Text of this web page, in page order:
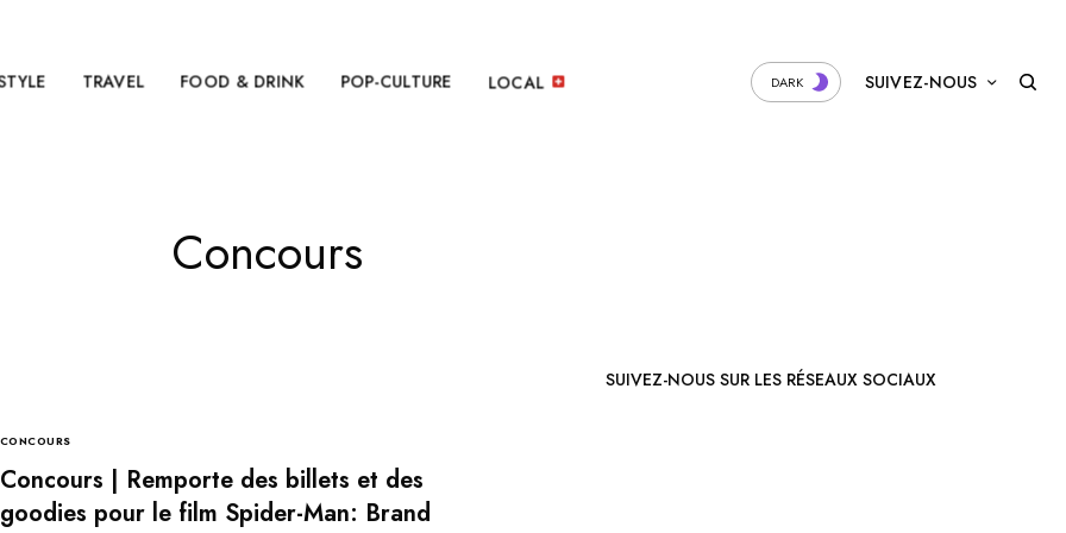
TRAVEL FOOD & DRINK POP-CULTURE LOCAL DARK SUIVEZ-NOUS
Concours
CONCOURS
Concours | Remporte des billets et des
goodies pour le film Spider-Man: Brand
SUIVEZ-NOUS SUR LES RÉSEAUX SOCIAUX